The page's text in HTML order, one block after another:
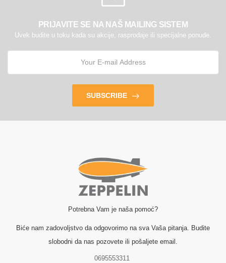
PRIJAVITE SE NA NAŠ MAILING SISTEM
Uvek budite u toku kada su akcije, rasprodaje ili specijalne ponude.
SUBSCRIBE
Potrebna Vam je naša pomoć?
Biće nam zadovoljstvo da odgovorimo na sva Vaša pitanja. Budite
slobodni da nas pozovete ili pošaljete email.
0695553311